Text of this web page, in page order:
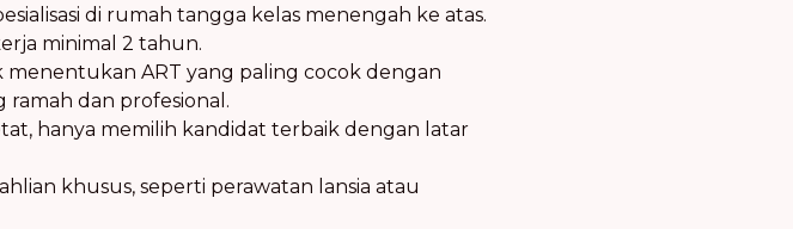
di rumah tangga kelas menengah ke atas.
minimal 2 tahun.
ART yang paling cocok dengan
dan profesional.
hanya memilih kandidat terbaik dengan latar
khusus, seperti perawatan lansia atau